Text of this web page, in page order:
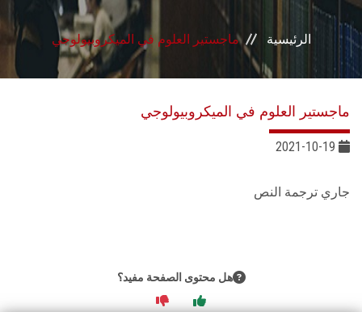
الشئون الأكاديمية
البحث العلمي
الرئيسية ماجستير العلوم في الميكروبيولوجي
ماجستير العلوم في الميكروبيولوجي
جاري ترجمة النص
هل محتوى الصفحة مفيد؟